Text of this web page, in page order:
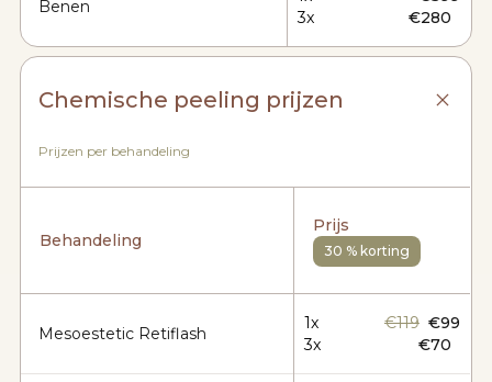
Benen
3x
€280
Chemische peeling prijzen
Prijzen per behandeling
Behandeling
Prijs
30 % korting
Mesoestetic Retiflash
1x €119 €99
3x
€70